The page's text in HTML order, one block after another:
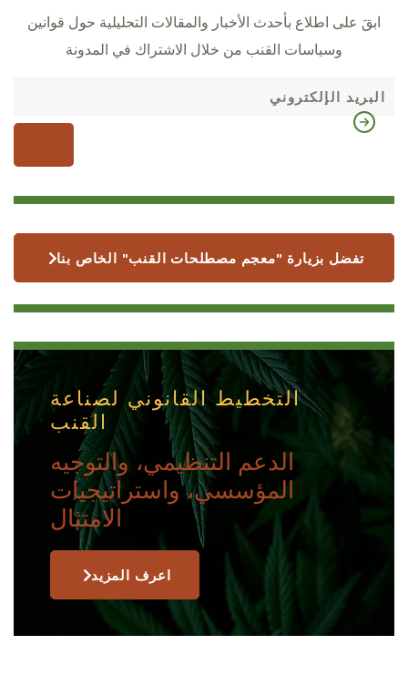
ابقَ على اطلاع بأحدث الأخبار والمقالات التحليلية حول قوانين
وسياسات القنب من خلال الاشتراك في المدونة
تفضل بزيارة "معجم مصطلحات القنب" الخاص بنا
التخطيط القانوني لصناعة
القنب
الدعم التنظيمي، والتوجيه
المؤسسي، واستراتيجيات
الامتثال
اعرف المزيد